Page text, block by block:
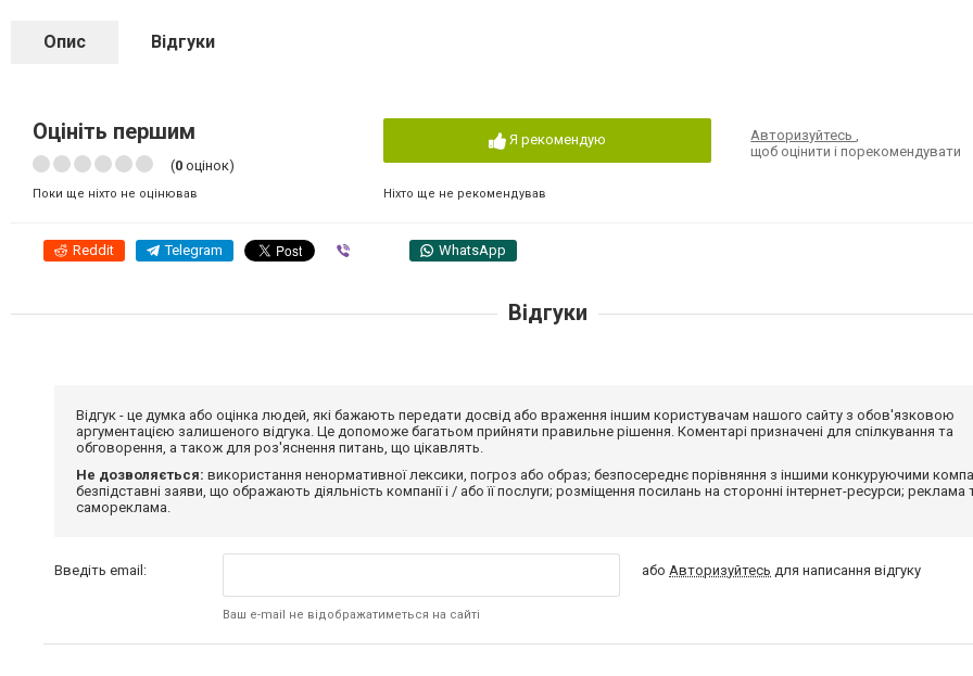
Опис Відгуки
Оцініть першим
(0 оцінок)
Поки ще ніхто не оцінював
Я рекомендую
Ніхто ще не рекомендував
Авторизуйтесь,
щоб оцінити і порекомендувати
Reddit Telegram WhatsApp
Відгуки
Відгук - це думка або оцінка людей, які бажають передати досвід або враження іншим користувачам нашого сайту з обов'язковою
аргументацією залишеного відгука. Це допоможе багатьом прийняти правильне рішення. Коментарі призначені для спілкування та
обговорення, а також для роз'яснення питань, що цікавлять.
Не дозволяється: використання ненормативної лексики, погроз або образ; безпосереднє порівняння з іншими конкуруючими
безпідставні заяви, що ображають діяльність компанії і / або її послуги; розміщення посилань на сторонні інтернет-ресурси; реклама
самореклама.
Введіть email:
Ваш e-mail не відображатиметься на сайті
абоАвторизуйтесь для написання відгуку